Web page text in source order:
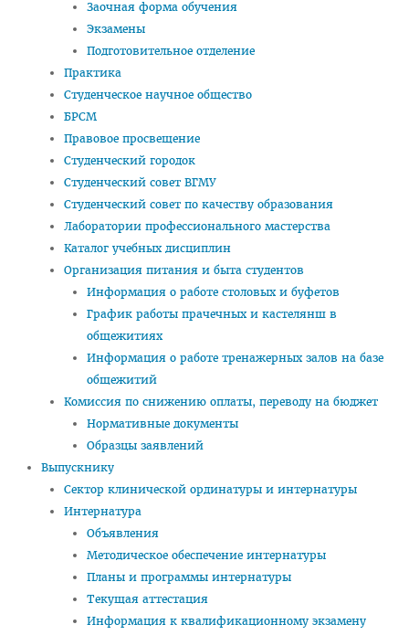
План приема на целевые места
Пункты оформления и выдачи договоров о целевой
подготовке-2026
Заказчик: Министерство здравоохранения
Заказчик: организации спорта
Заказчик: Государственный комитет судебных экспертиз
Заказчик: организации системы труда и соцзащиты
Заказчик: БелЛекоЦентр
Памятка абитуриенту 2026
Вступительный экзамен
Карта целевика
"Горячая линия" по целевой подготовке
Приемная комиссия
Вступительная кампания
Университетские олимпиады
Приказ о зачислении победителей
Положение об олимпиадах
Квоты для зачисления
Приказ о результатах
Заочная форма обучения
Экзамены
Подготовительное отделение
Практика
Студенческое научное общество
БРСМ
Правовое просвещение
Студенческий городок
Студенческий совет ВГМУ
Студенческий совет по качеству образования
Лаборатории профессионального мастерства
Каталог учебных дисциплин
Организация питания и быта студентов
Информация о работе столовых и буфетов
График работы прачечных и кастелянш в
общежитиях
Информация о работе тренажерных залов на базе
общежитий
Комиссия по снижению оплаты, переводу на бюджет
Нормативные документы
Образцы заявлений
Выпускнику
Сектор клинической ординатуры и интернатуры
Интернатура
Объявления
Методическое обеспечение интернатуры
Планы и программы интернатуры
Текущая аттестация
Информация к квалификационному экзамену